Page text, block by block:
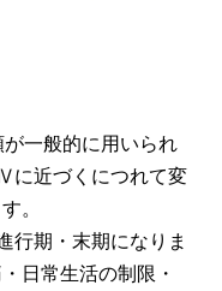
一般的に用いられ
近づくにつれて変
。
期・末期になりま
日常生活の制限・